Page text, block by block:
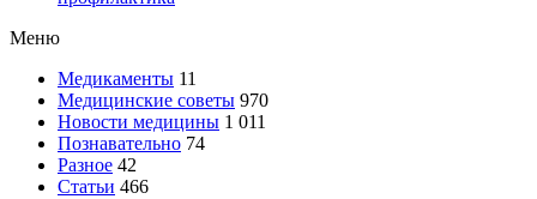
Меню
Медикаменты 11
Медицинские советы 970
Новости медицины 1 011
Познавательно 74
Разное 42
Статьи 466